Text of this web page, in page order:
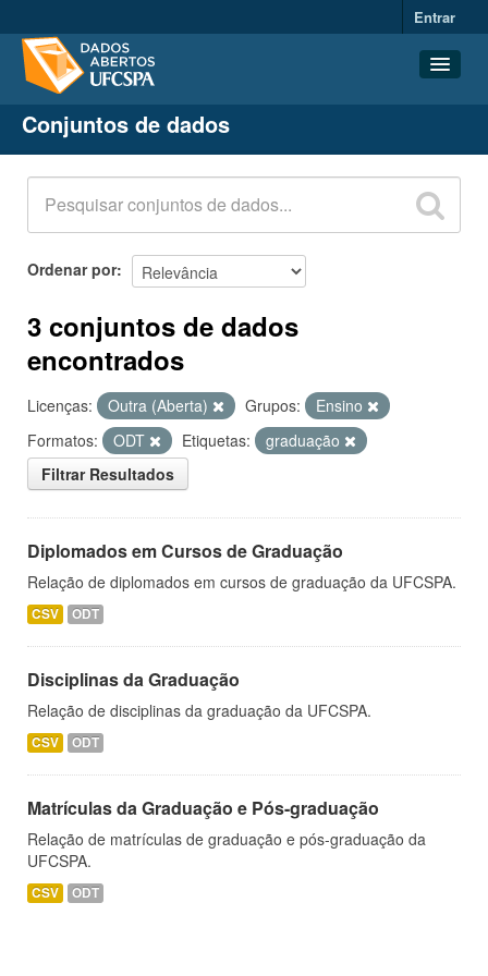
Entrar
Conjuntos de dados
Organizações
Grupos
Sobre
Conjuntos de dados
Ordenar por
3 conjuntos de dados
encontrados
Licenças: Outra (Aberta) Grupos:
Ensino
Formatos:
ODT Etiquetas:
graduação
Filtrar Resultados
Diplomados em Cursos de Graduação
Relação de diplomados em cursos de graduação da UFCSPA.
CSV ODT
Disciplinas da Graduação
Relação de disciplinas da graduação da UFCSPA.
CSV ODT
Matrículas da Graduação e Pós-graduação
Relação de matrículas de graduação e pós-graduação da
UFCSPA.
CSV ODT